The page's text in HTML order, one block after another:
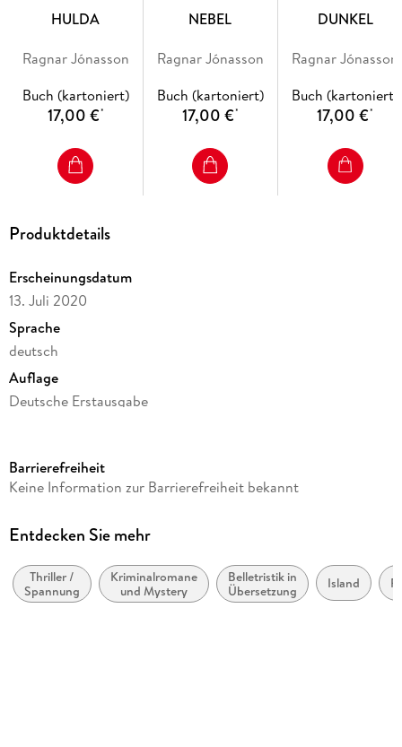
HULDA
Ragnar Jónasson
Buch (kartoniert)
17,00 €*
NEBEL
Ragnar Jónasson
Buch (kartoniert)
17,00 €*
DUNKEL
Ragnar Jónasson
Buch (kartoniert)
17,00 €*
Produktdetails
Erscheinungsdatum
13. Juli 2020
Sprache
deutsch
Auflage
Deutsche Erstausgabe
Reihe
Autor/Autorin
Übersetzung
Kristian Lutze
Barrierefreiheit
Keine Information zur Barrierefreiheit bekannt
Entdecken Sie mehr
Thriller /
Spannung
Kriminalromane
und Mystery
Belletristik in
Übersetzung
Island